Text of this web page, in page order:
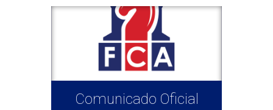
Comunicado Oficial